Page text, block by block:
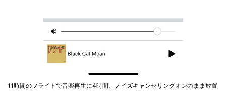
11時間のフライトで音楽再生に4時間、ノイズキャンセリングオンのまま放置